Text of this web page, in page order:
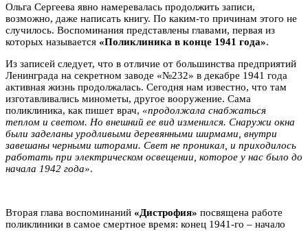
Ольга Сергеева явно намеревалась продолжить записи,
возможно, даже написать книгу. По каким-то причинам этого не
случилось. Воспоминания представлены главами, первая из
которых называется «Поликлиника в конце 1941 года».
Из записей следует, что в отличие от большинства предприятий
Ленинграда на секретном заводе «№232» в декабре 1941 года
активная жизнь продолжалась. Сегодня нам известно, что там
изготавливались минометы, другое вооружение. Сама
поликлиника, как пишет врач, «продолжала снабжаться
теплом и светом. Но внешний ее вид изменился. Снаружи окна
были заделаны уродливыми деревянными ширмами, внутри
завешаны черными шторами. Свет не проникал, и приходилось
работать при электрическом освещении, которое у нас было до
начала 1942 года».
Вторая глава воспоминаний «Дистрофия» посвящена работе
поликлиники в самое смертное время: конец 1941-го – начало